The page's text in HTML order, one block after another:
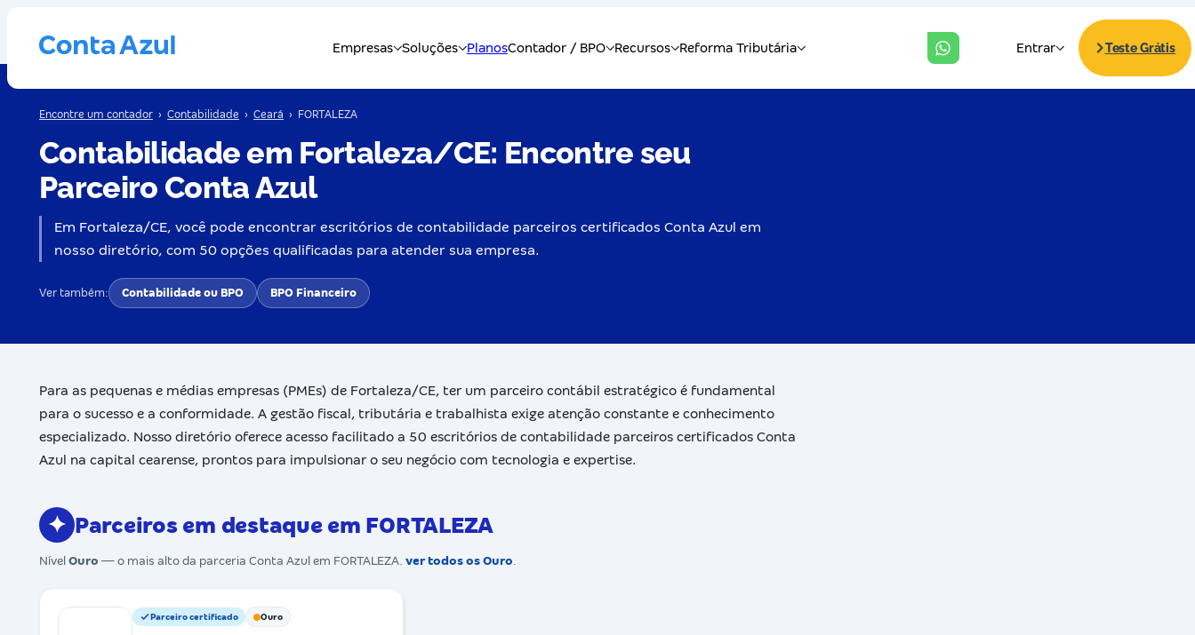
Encontre um contador › Contabilidade › Ceará › FORTALEZA
Contabilidade em Fortaleza/CE: Encontre seu
Parceiro Conta Azul
Em Fortaleza/CE, você pode encontrar escritórios de contabilidade parceiros certificados Conta Azul em
nosso diretório, com 50 opções qualificadas para atender sua empresa.
Ver também: Contabilidade ou BPO BPO Financeiro
Para as pequenas e médias empresas (PMEs) de Fortaleza/CE, ter um parceiro contábil estratégico é fundamental
para o sucesso e a conformidade. A gestão fiscal, tributária e trabalhista exige atenção constante e conhecimento
especializado. Nosso diretório oferece acesso facilitado a 50 escritórios de contabilidade parceiros certificados Conta
Azul na capital cearense, prontos para impulsionar o seu negócio com tecnologia e expertise.
✦ Parceiros em destaque em FORTALEZA
Nível Ouro — o mais alto da parceria Conta Azul em FORTALEZA. ver todos os Ouro.
Parceiro certificado Ouro